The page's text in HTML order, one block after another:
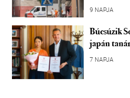
9 NAPJA
Búcsúzik
japán
7 NAPJA